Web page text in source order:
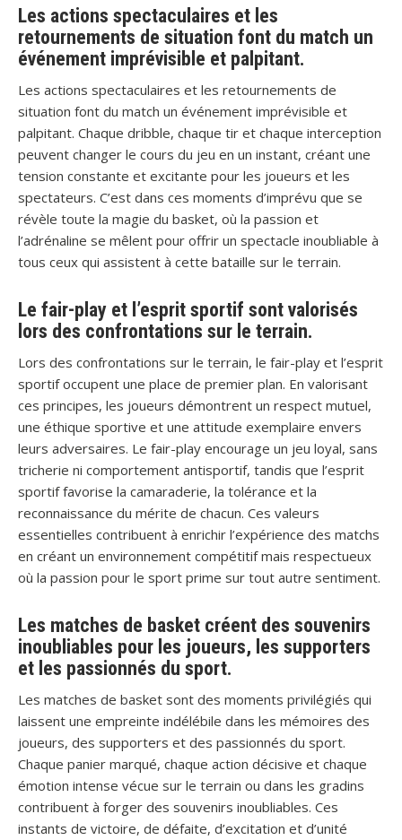
Les actions spectaculaires et les
retournements de situation font du match un
événement imprévisible et palpitant.
Les actions spectaculaires et les retournements de
situation font du match un événement imprévisible et
palpitant. Chaque dribble, chaque tir et chaque interception
peuvent changer le cours du jeu en un instant, créant une
tension constante et excitante pour les joueurs et les
spectateurs. C’est dans ces moments d’imprévu que se
révèle toute la magie du basket, où la passion et
l’adrénaline se mêlent pour offrir un spectacle inoubliable à
tous ceux qui assistent à cette bataille sur le terrain.
Le fair-play et l’esprit sportif sont valorisés
lors des confrontations sur le terrain.
Lors des confrontations sur le terrain, le fair-play et l’esprit
sportif occupent une place de premier plan. En valorisant
ces principes, les joueurs démontrent un respect mutuel,
une éthique sportive et une attitude exemplaire envers
leurs adversaires. Le fair-play encourage un jeu loyal, sans
tricherie ni comportement antisportif, tandis que l’esprit
sportif favorise la camaraderie, la tolérance et la
reconnaissance du mérite de chacun. Ces valeurs
essentielles contribuent à enrichir l’expérience des matchs
en créant un environnement compétitif mais respectueux
où la passion pour le sport prime sur tout autre sentiment.
Les matches de basket créent des souvenirs
inoubliables pour les joueurs, les supporters
et les passionnés du sport.
Les matches de basket sont des moments privilégiés qui
laissent une empreinte indélébile dans les mémoires des
joueurs, des supporters et des passionnés du sport.
Chaque panier marqué, chaque action décisive et chaque
émotion intense vécue sur le terrain ou dans les gradins
contribuent à forger des souvenirs inoubliables. Ces
instants de victoire, de défaite, d’excitation et d’unité